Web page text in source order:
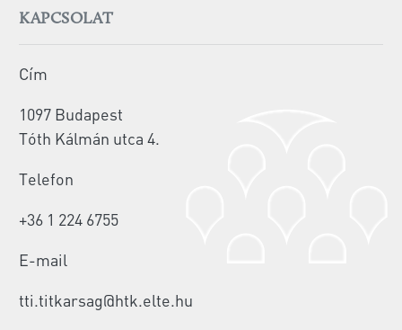
KAPCSOLAT
Cím
1097 Budapest
Tóth Kálmán utca 4.
Telefon
+36 1 224 6755
E-mail
tti.titkarsag@htk.elte.hu